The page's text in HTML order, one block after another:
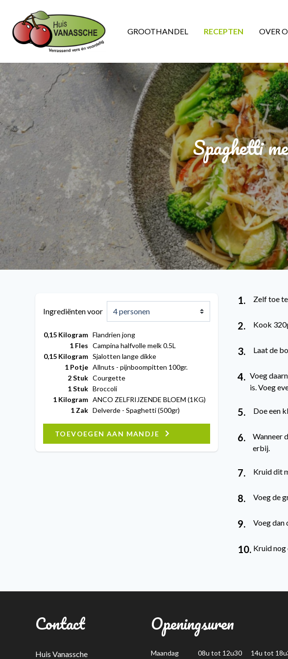
GROOTHANDEL RECEPTEN OVER
Spaghetti
Ingrediënten voor
0,15 Kilogram Flandrien jong
1 Fles Campina halfvolle melk 0.5L
0,15 Kilogram Sjalotten lange dikke
1 Potje Allnuts - pijnboompitten 100gr.
2Stuk Courgette
1Stuk Broccoli
1 Kilogram ANCO ZELFRIJZENDE BLOEM (1KG)
1 Zak Delverde - Spaghetti (500gr)
TOEVOEGEN AAN MANDJE
1. Zelf toe
2. Kook
3. Laat de
4. Voeg
is. Voeg
5. Doe een
6.
Wanneer
erbij.
7. Kruid dit
8. Voeg de
9. Voeg dan
10. Kruid nog
Contact
Huis Vanassche
Openingsuren
Maandag
08u tot 12u30 14u tot